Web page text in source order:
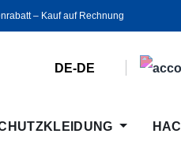
‒ Kauf auf Rechnung
DE-DE